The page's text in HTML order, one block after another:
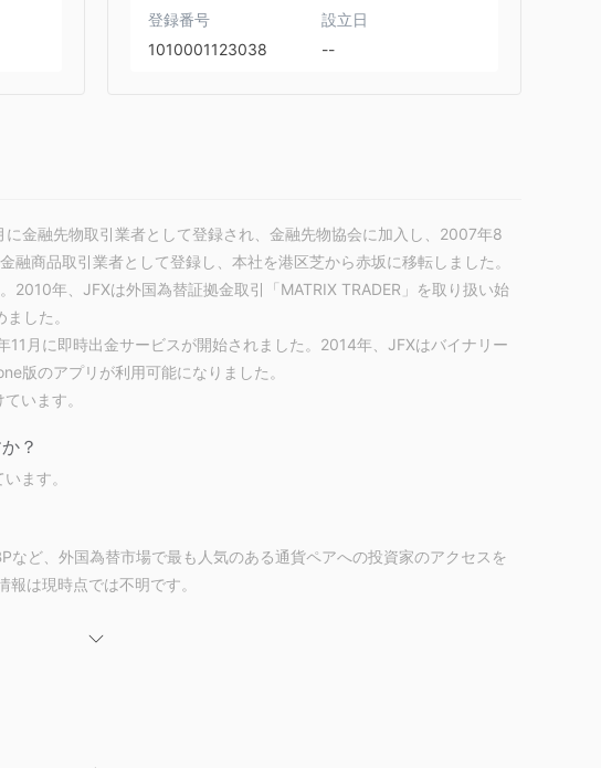
登録番号
1010001123038
設立日
--
金融先物取引業者として登録され、金融先物協会に加入し、2007年8
融商品取引業者として登録し、本社を港区芝から赤坂に移転しました。
2010年、JFXは外国為替証拠金取引「MATRIX TRADER」を取り扱い始
した。
11月に即時出金サービスが開始されました。2014年、JFXはバイナリー
版のアプリが利用可能になりました。
います。
？
ます。
など、外国為替市場で最も人気のある通貨ペアへの投資家のアクセスを
は現時点では不明です。